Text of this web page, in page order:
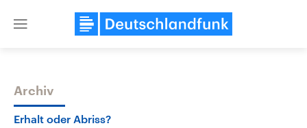
Close
Themen
Archiv
Erhalt oder Abriss?